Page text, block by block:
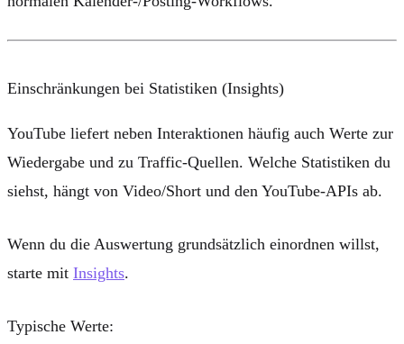
Einschränkungen bei Statistiken (Insights)
YouTube liefert neben Interaktionen häufig auch Werte zur
Wiedergabe und zu Traffic-Quellen. Welche Statistiken du
siehst, hängt von Video/Short und den YouTube-APIs ab.
Wenn du die Auswertung grundsätzlich einordnen willst,
starte mit Insights.
Typische Werte: